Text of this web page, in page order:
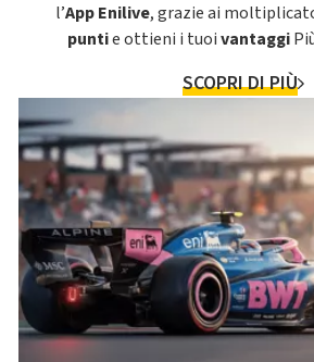
l’App Enilive, grazie ai
puntie ottieni i tuoivantaggi
SCOPRI DI PIÙ